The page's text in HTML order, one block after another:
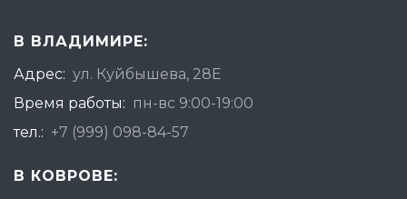
В ВЛАДИМИРЕ:
Адрес: ул. Куйбышева, 28Е
Время работы: пн-вс 9:00-19:00
тел.: +7 (999) 098-84-57
В КОВРОВЕ: